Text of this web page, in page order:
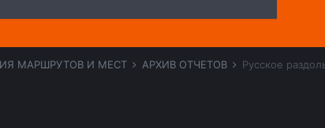
МАРШРУТОВ И МЕСТ АРХИВ ОТЧЕТОВ Русское